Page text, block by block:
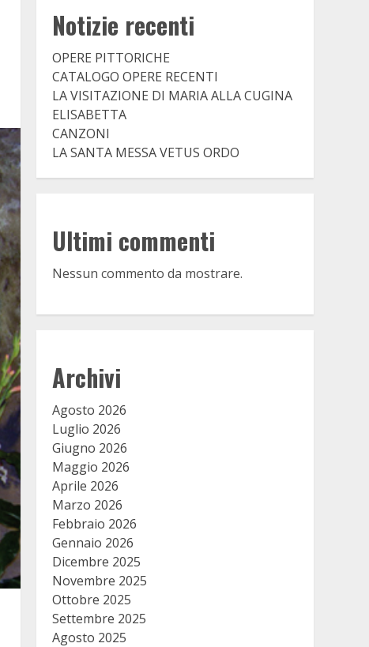
Notizie recenti
OPERE PITTORICHE
CATALOGO OPERE RECENTI
LA VISITAZIONE DI MARIA ALLA CUGINA
ELISABETTA
CANZONI
LA SANTA MESSA VETUS ORDO
Ultimi commenti
Nessun commento da mostrare.
Archivi
Agosto 2026
Luglio 2026
Giugno 2026
Maggio 2026
Aprile 2026
Marzo 2026
Febbraio 2026
Gennaio 2026
Dicembre 2025
Novembre 2025
Ottobre 2025
Settembre 2025
Agosto 2025